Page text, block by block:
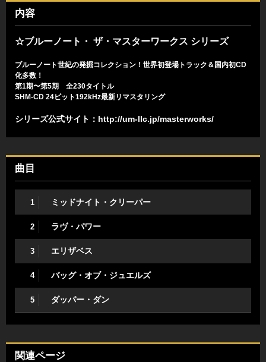
内容
☆ブルーノート・ ザ・マスターワークス シリーズ
ブルーノート世紀の発掘コレクション！世界初登場トラック＆国内初CD
化多数！
第1期〜第5期 全230タイトル
SHM-CD 24ビット192kHz最新リマスタリング
シリーズ公式サイト： http://um-llc.jp/masterworks/
曲目
1 ミッドナイト・クリーパー
2 ラヴ・パワー
3 エリザベス
4 バッグ・オブ・ジュエルズ
5 ダッパー・ダン
関連ページ